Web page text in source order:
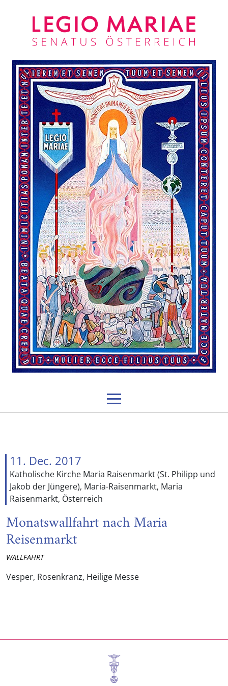
11. Dec. 2017
Katholische Kirche Maria Raisenmarkt (St. Philipp und
Jakob der Jüngere), Maria-Raisenmarkt, Maria
Raisenmarkt, Österreich
Monatswallfahrt nach Maria
Reisenmarkt
WALLFAHRT
Vesper, Rosenkranz, Heilige Messe